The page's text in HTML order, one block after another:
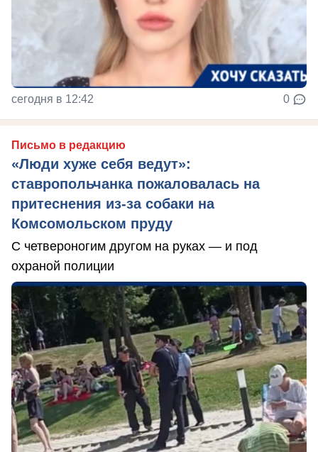
сегодня в 12:42 0
Письмо в редакцию
«Люди хуже себя ведут»:
ставропольчанка пожаловалась на
притеснения из-за собаки на
Комсомольском пруду
С четвероногим другом на руках — и под
охраной полиции